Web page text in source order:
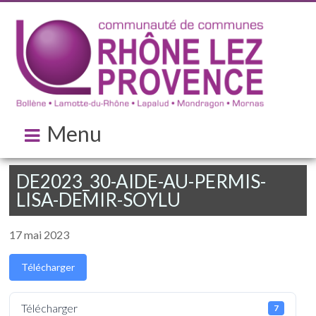
Menu
DE2023_30-AIDE-AU-PERMIS-
LISA-DEMIR-SOYLU
17 mai 2023
Télécharger
Télécharger 7